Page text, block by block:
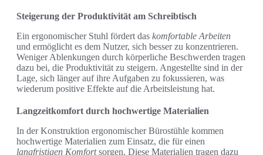
Steigerung der Produktivität am Schreibtisch
Ein ergonomischer Stuhl fördert das komfortable Arbeiten
und ermöglicht es dem Nutzer, sich besser zu konzentrieren.
Weniger Ablenkungen durch körperliche Beschwerden tragen
dazu bei, die Produktivität zu steigern. Angestellte sind in der
Lage, sich länger auf ihre Aufgaben zu fokussieren, was
wiederum positive Effekte auf die Arbeitsleistung hat.
Langzeitkomfort durch hochwertige Materialien
In der Konstruktion ergonomischer Bürostühle kommen
hochwertige Materialien zum Einsatz, die für einen
langfristigen Komfortsorgen. Diese Materialien tragen dazu